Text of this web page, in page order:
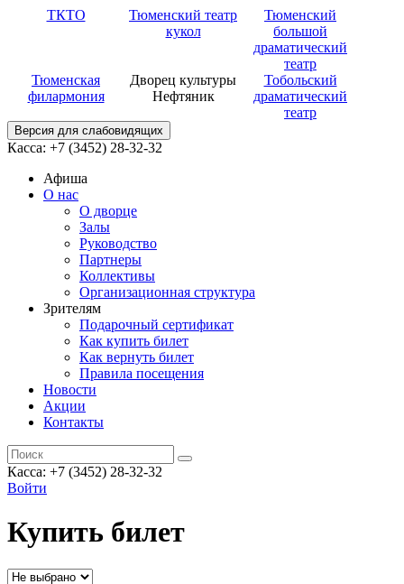
ТКТО
Тюменский театр
кукол
Тюменский
большой
драматический
театр
Тюменская
филармония
Дворец культуры
Нефтяник
Тобольский
драматический
театр
Версия для слабовидящих
Касса: +7 (3452) 28-32-32
Афиша
О нас
О дворце
Залы
Руководство
Партнеры
Коллективы
Организационная структура
Зрителям
Подарочный сертификат
Как купить билет
Как вернуть билет
Правила посещения
Новости
Акции
Контакты
Касса: +7 (3452) 28-32-32
Войти
Купить билет